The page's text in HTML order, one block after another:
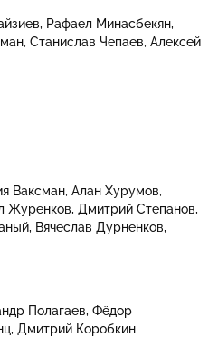
Рафаел Минасбекян
Станислав Чепаев Алексей
Ваксман Алан Хурумов
Журенков Дмитрий Степанов
Вячеслав Дурненков
Полагаев Фёдор
Дмитрий Коробкин